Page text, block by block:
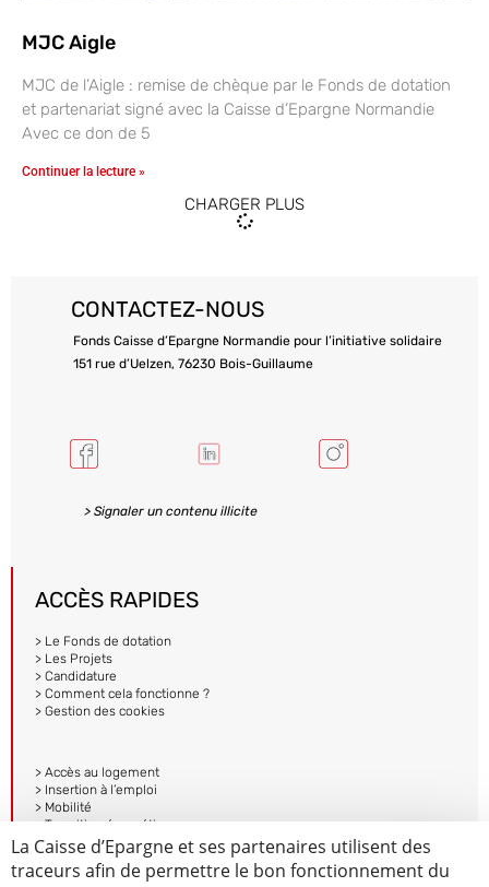
MJC Aigle
MJC de l’Aigle : remise de chèque par le Fonds de dotation
et partenariat signé avec la Caisse d’Epargne Normandie
Avec ce don de 5
Continuer la lecture »
CHARGER PLUS
CONTACTEZ-NOUS
Fonds Caisse d’Epargne Normandie pour l’initiative solidaire
151 rue d’Uelzen, 76230 Bois-Guillaume
> Signaler un contenu illicite
ACCÈS RAPIDES
> Le Fonds de dotation
> Les Projets
> Candidature
> Comment cela fonctionne ?
> Gestion des cookies
> Accès au logement
> Insertion à l’emploi
> Mobilité
> Transition énergétique
> Mentions légales et Protection des données
> Accessibilité – non conforme
La Caisse d’Epargne et ses partenaires utilisent des
traceurs afin de permettre le bon fonctionnement du